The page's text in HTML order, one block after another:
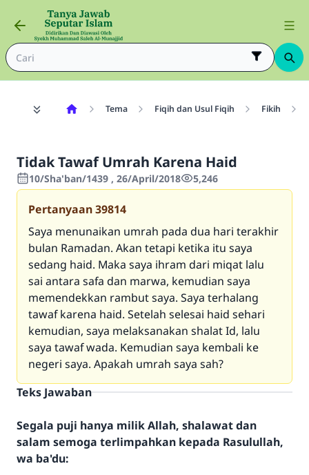
Tema Fiqih dan Usul Fiqih Fikih
Tidak Tawaf Umrah Karena Haid
10/Sha'ban/1439 , 26/April/2018 5,246
Pertanyaan39814
Saya menunaikan umrah pada dua hari terakhir
bulan Ramadan. Akan tetapi ketika itu saya
sedang haid. Maka saya ihram dari miqat lalu
sai antara safa dan marwa, kemudian saya
memendekkan rambut saya. Saya terhalang
tawaf karena haid. Setelah selesai haid sehari
kemudian, saya melaksanakan shalat Id, lalu
saya tawaf wada. Kemudian saya kembali ke
negeri saya. Apakah umrah saya sah?
Teks Jawaban
Segala puji hanya milik Allah, shalawat dan
salam semoga terlimpahkan kepada Rasulullah,
wa ba'du: